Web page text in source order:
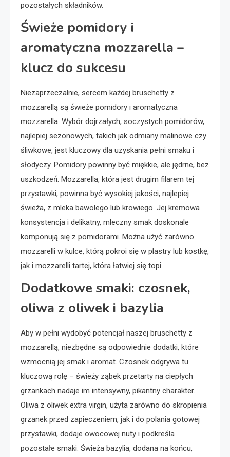
pozostałych składników.
Świeże pomidory i
aromatyczna mozzarella –
klucz do sukcesu
Niezaprzeczalnie, sercem każdej bruschetty z
mozzarellą są świeże pomidory i aromatyczna
mozzarella. Wybór dojrzałych, soczystych pomidorów,
najlepiej sezonowych, takich jak odmiany malinowe czy
śliwkowe, jest kluczowy dla uzyskania pełni smaku i
słodyczy. Pomidory powinny być miękkie, ale jędrne, bez
uszkodzeń. Mozzarella, która jest drugim filarem tej
przystawki, powinna być wysokiej jakości, najlepiej
świeża, z mleka bawolego lub krowiego. Jej kremowa
konsystencja i delikatny, mleczny smak doskonale
komponują się z pomidorami. Można użyć zarówno
mozzarelli w kulce, którą pokroi się w plastry lub kostkę,
jak i mozzarelli tartej, która łatwiej się topi.
Dodatkowe smaki: czosnek,
oliwa z oliwek i bazylia
Aby w pełni wydobyć potencjał naszej bruschetty z
mozzarellą, niezbędne są odpowiednie dodatki, które
wzmocnią jej smak i aromat. Czosnek odgrywa tu
kluczową rolę – świeży ząbek przetarty na ciepłych
grzankach nadaje im intensywny, pikantny charakter.
Oliwa z oliwek extra virgin, użyta zarówno do skropienia
grzanek przed zapieczeniem, jak i do polania gotowej
przystawki, dodaje owocowej nuty i podkreśla
pozostałe smaki. Świeża bazylia, dodana na końcu,